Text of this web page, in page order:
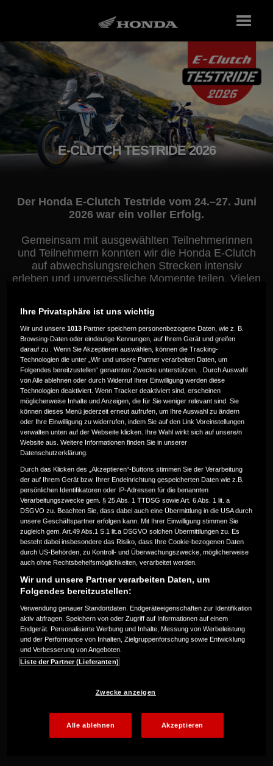
E-CLUTCH TESTRIDE 2026
Der Honda E-Clutch Testride vom 24.–27. Juni
2026 war ein voller Erfolg.
Gemeinsam mit ausgewählten Teilnehmerinnen
und Teilnehmern konnten wir die Honda E-Clutch
auf abwechslungsreichen Strecken intensiv
erleben und unvergessliche Momente teilen. Vielen
erhältst du einen Eindruck von den Highlights des
Testrides und den Erlebnissen vor Ort.
Honda wird auch in Zukunft besondere Testfahrten,
Events und Aktionen für Motorradfans anbieten.
Folge uns auf Instagram und Facebook und schau
keine zukünftigen Highlights verpasst.
Folge uns auf Instagram und Facebook und schau
regelmäßig auf unserer Website vorbei, um keine
hondamotorrad_de Honda Motorrad
Ihre Privatsphäre ist uns wichtig
Wir und unsere1013 Partner speichern personenbezogene Daten, wie z. B.
Browsing-Daten oder eindeutige Kennungen, auf Ihrem Gerät und greifen
darauf zu . Wenn Sie Akzeptieren auswählen, können die Tracking-
Technologien die unter „Wir und unsere Partner verarbeiten Daten, um
Folgendes bereitzustellen“ genannten Zwecke unterstützen. . Durch Auswahl
von Alle ablehnen oder durch Widerruf Ihrer Einwilligung werden diese
Technologien deaktiviert. Wenn Tracker deaktiviert sind, erscheinen
möglicherweise Inhalte und Anzeigen, die für Sie weniger relevant sind. Sie
können dieses Menü jederzeit erneut aufrufen, um Ihre Auswahl zu ändern
oder Ihre Einwilligung zu widerrufen, indem Sie auf den Link Voreinstellungen
verwalten unten auf der Webseite klicken. Ihre Wahl wirkt sich auf unsere/n
Website aus. Weitere Informationen finden Sie in unserer
Datenschutzerklärung.
Durch das Klicken des „Akzeptieren“-Buttons stimmen Sie der Verarbeitung
der auf Ihrem Gerät bzw. Ihrer Endeinrichtung gespeicherten Daten wie z.B.
persönlichen Identifikatoren oder IP-Adressen für die benannten
Verarbeitungszwecke gem. § 25 Abs. 1 TTDSG sowie Art. 6 Abs. 1 lit. a
DSGVO zu. Beachten Sie, dass dabei auch eine Übermittlung in die USA durch
unsere Geschäftspartner erfolgen kann. Mit Ihrer Einwilligung stimmen Sie
zugleich gem. Art.49 Abs.1 S.1 lit.a DSGVO solchen Übermittlungen zu. Es
besteht dabei insbesondere das Risiko, dass Ihre Cookie-bezogenen Daten
durch US-Behörden, zu Kontroll- und Überwachungszwecke, möglicherweise
auch ohne Rechtsbehelfsmöglichkeiten, verarbeitet werden.
Wir und unsere Partner verarbeiten Daten, um
Folgendes bereitzustellen:
Verwendung genauer Standortdaten. Endgeräteeigenschaften zur Identifikation
aktiv abfragen. Speichern von oder Zugriff auf Informationen auf einem
Endgerät. Personalisierte Werbung und Inhalte, Messung von Werbeleistung
und der Performance von Inhalten, Zielgruppenforschung sowie Entwicklung
und Verbesserung von Angeboten.
Liste der Partner (Lieferanten)
Zwecke anzeigen
Alle ablehnen Akzeptieren